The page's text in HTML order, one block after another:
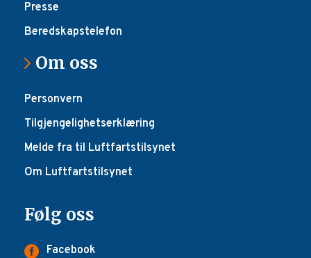
Presse
Beredskapstelefon
Om oss
Personvern
Tilgjengelighetserklæring
Melde fra til Luftfartstilsynet
Om Luftfartstilsynet
Følg oss
Facebook